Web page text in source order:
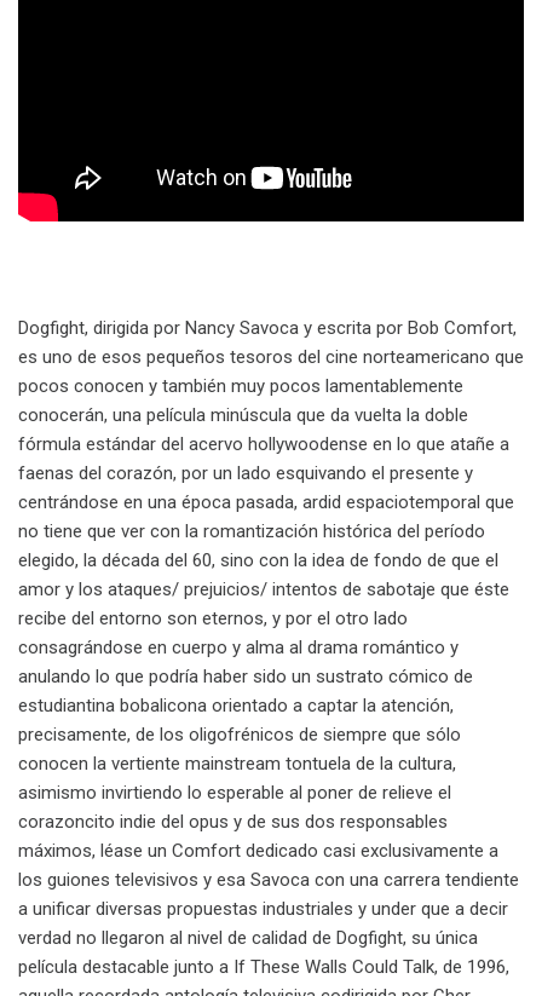
Dogfight, dirigida por Nancy Savoca y escrita por Bob Comfort,
es uno de esos pequeños tesoros del cine norteamericano que
pocos conocen y también muy pocos lamentablemente
conocerán, una película minúscula que da vuelta la doble
fórmula estándar del acervo hollywoodense en lo que atañe a
faenas del corazón, por un lado esquivando el presente y
centrándose en una época pasada, ardid espaciotemporal que
no tiene que ver con la romantización histórica del período
elegido, la década del 60, sino con la idea de fondo de que el
amor y los ataques/ prejuicios/ intentos de sabotaje que éste
recibe del entorno son eternos, y por el otro lado
consagrándose en cuerpo y alma al drama romántico y
anulando lo que podría haber sido un sustrato cómico de
estudiantina bobalicona orientado a captar la atención,
precisamente, de los oligofrénicos de siempre que sólo
conocen la vertiente mainstream tontuela de la cultura,
asimismo invirtiendo lo esperable al poner de relieve el
corazoncito indie del opus y de sus dos responsables
máximos, léase un Comfort dedicado casi exclusivamente a
los guiones televisivos y esa Savoca con una carrera tendiente
a unificar diversas propuestas industriales y under que a decir
verdad no llegaron al nivel de calidad de Dogfight, su única
película destacable junto a If These Walls Could Talk, de 1996,